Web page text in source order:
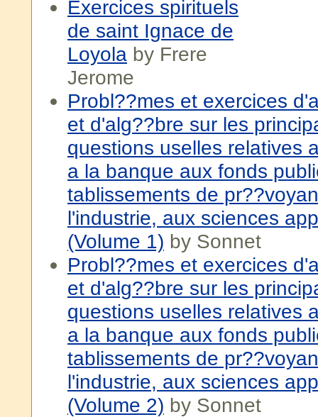
Exercices spirituels
de saint Ignace de
Loyola by Frere
Jerome
Probl??mes et exercices
et d'alg??bre sur les
questions uselles relatives
a la banque aux fonds
tablissements de
l'industrie, aux sciences
(Volume 1) by Sonnet
Probl??mes et exercices
et d'alg??bre sur les
questions uselles relatives
a la banque aux fonds
tablissements de
l'industrie, aux sciences
(Volume 2) by Sonnet